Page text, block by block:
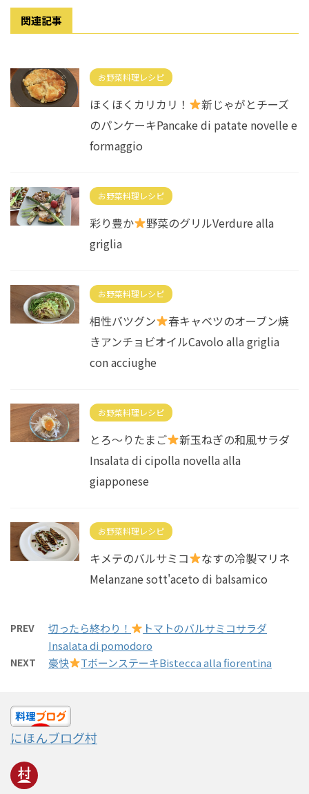
関連記事
お野菜料理レシピ
ほくほくカリカリ！
新じゃがとチーズ
のパンケーキPancake di patate novelle e
formaggio
お野菜料理レシピ
彩り豊か
野菜のグリルVerdure alla
griglia
お野菜料理レシピ
相性バツグン
春キャベツのオーブン焼
きアンチョビオイルCavolo alla griglia
con acciughe
お野菜料理レシピ
とろ〜りたまご
新玉ねぎの和風サラダ
Insalata di cipolla novella alla
giapponese
お野菜料理レシピ
キメテのバルサミコ
なすの冷製マリネ
Melanzane sott'aceto di balsamico
PREV 切ったら終わり！
トマトのバルサミコサラダ
Insalata di pomodoro
NEXT 豪快 TボーンステーキBistecca alla fiorentina
にほんブログ村